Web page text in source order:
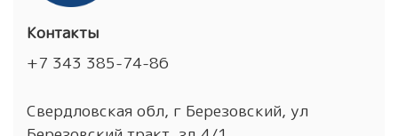
Контакты
+7 343 385-74-86
Свердловская обл, г Березовский, ул